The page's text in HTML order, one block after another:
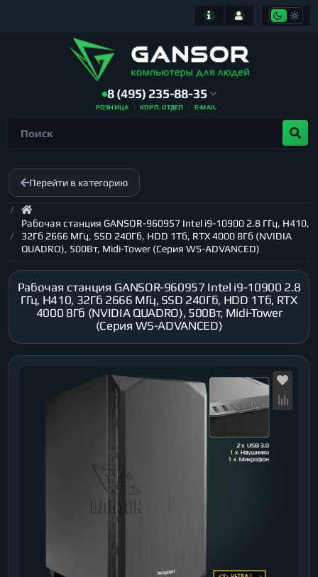
8 (495) 235-88-35
РОЗНИЦА КОРП. ОТДЕЛ E-MAIL
Перейти в категорию
Рабочая станция GANSOR-960957 Intel i9-10900 2.8 ГГц, H410,
32Гб 2666 МГц, SSD 240Гб, HDD 1Тб, RTX 4000 8Гб (NVIDIA
QUADRO), 500Вт, Midi-Tower (Серия WS-ADVANCED)
Рабочая станция GANSOR-960957 Intel i9-10900 2.8
ГГц, H410, 32Гб 2666 МГц, SSD 240Гб, HDD 1Тб, RTX
4000 8Гб (NVIDIA QUADRO), 500Вт, Midi-Tower
(Серия WS-ADVANCED)